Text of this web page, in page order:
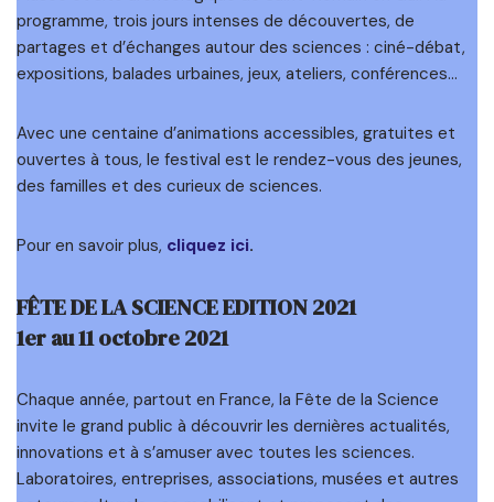
programme, trois jours intenses de découvertes, de
partages et d’échanges autour des sciences : ciné-débat,
expositions, balades urbaines, jeux, ateliers, conférences…
Avec une centaine d’animations accessibles, gratuites et
ouvertes à tous, le festival est le rendez-vous des jeunes,
des familles et des curieux de sciences.
Pour en savoir plus, cliquez ici.
FÊTE DE LA SCIENCE EDITION 2021
1er au 11 octobre 2021
Chaque année, partout en France, la Fête de la Science
invite le grand public à découvrir les dernières actualités,
innovations et à s’amuser avec toutes les sciences.
Laboratoires, entreprises, associations, musées et autres